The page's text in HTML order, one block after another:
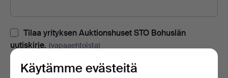
Tilaa yrityksen Auktionshuset STO Bohuslän
uutiskirje. (vapaaehtoista)
Sisältää huutokauppaluetteloita, kutsuja tapahtumiin ja uutisia.
Jos muutat mielesi, voit peruuttaa tilauksen helposti.
Käytämme evästeitä